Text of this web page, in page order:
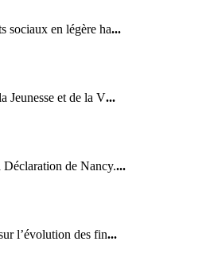
sociaux en légère ha...
Jeunesse et de la V...
de Nancy....
l’évolution des fin...